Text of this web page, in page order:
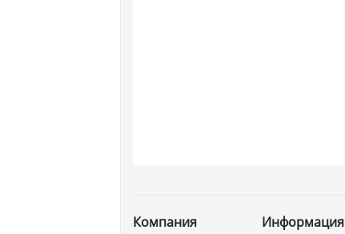
Компания Информация